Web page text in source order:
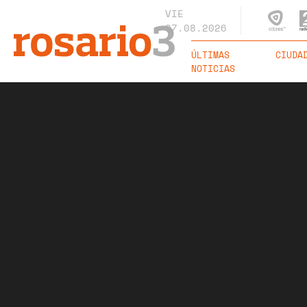
VIE
07.08.2026
ÚLTIMAS
NOTICIAS